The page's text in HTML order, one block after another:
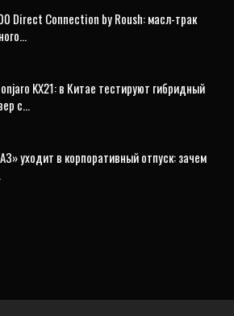
Direct Connection by Roush: масл-трак
KX21: в Китае тестируют гибридный
с…
уходит в корпоративный отпуск: зачем